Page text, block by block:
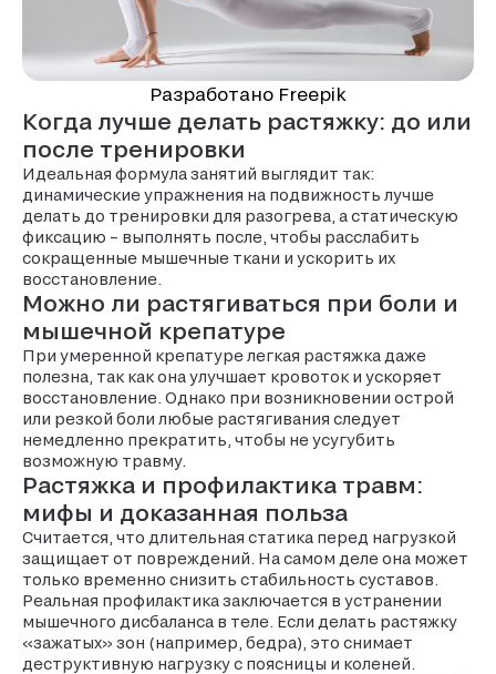
Разработано Freepik
Когда лучше делать растяжку: до или
после тренировки
Идеальная формула занятий выглядит так:
динамические упражнения на подвижность лучше
делать до тренировки для разогрева, а статическую
фиксацию – выполнять после, чтобы расслабить
сокращенные мышечные ткани и ускорить их
восстановление.
Можно ли растягиваться при боли и
мышечной крепатуре
При умеренной крепатуре легкая растяжка даже
полезна, так как она улучшает кровоток и ускоряет
восстановление. Однако при возникновении острой
или резкой боли любые растягивания следует
немедленно прекратить, чтобы не усугубить
возможную травму.
Растяжка и профилактика травм:
мифы и доказанная польза
Считается, что длительная статика перед нагрузкой
защищает от повреждений. На самом деле она может
только временно снизить стабильность суставов.
Реальная профилактика заключается в устранении
мышечного дисбаланса в теле. Если делать растяжку
«зажатых» зон (например, бедра), это снимает
деструктивную нагрузку с поясницы и коленей.